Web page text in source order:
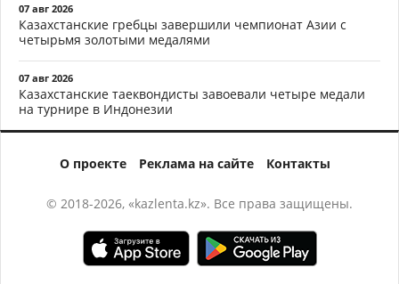
07 авг 2026
Казахстанские гребцы завершили чемпионат Азии с
четырьмя золотыми медалями
07 авг 2026
Казахстанские таеквондисты завоевали четыре медали
на турнире в Индонезии
О проекте Реклама на сайте Контакты
© 2018-2026, «kazlenta.kz». Все права защищены.